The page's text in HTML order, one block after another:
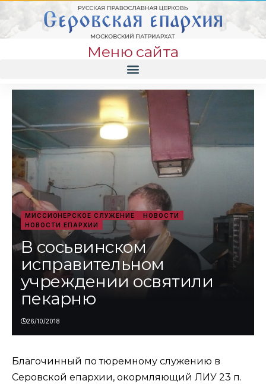
Меню сайта
МИССИОНЕРСКОЕ СЛУЖЕНИЕ
НОВОСТИ
НОВОСТИ ЕПАРХИИ
В сосьвинском
исправительном
учреждении освятили
пекарню
26/10/2018
Благочинный по тюремному служению в
Серовской епархии, окормляющий ЛИУ 23 п.